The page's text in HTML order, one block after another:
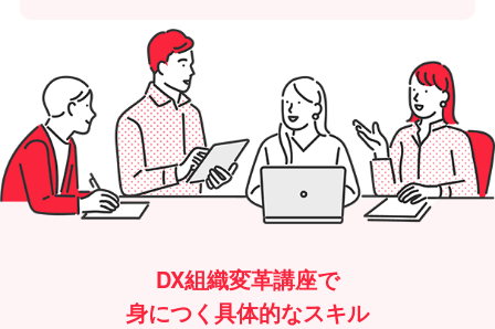
DX組織変革講座で
身につく具体的なスキル